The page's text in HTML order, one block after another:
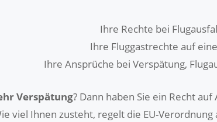
Ihre Rechte bei
Ihre Fluggastrechte auf
Ihre Ansprüche bei Verspätung,
Verspätung? Dann haben Sie ein Recht
viel Ihnen zusteht, regelt die EU-Verordnung